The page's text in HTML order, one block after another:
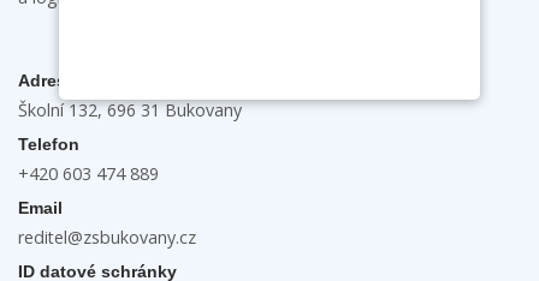
Adresa
Školní 132, 696 31 Bukovany
Telefon
+420 603 474 889
Email
reditel@zsbukovany.cz
ID datové schránky